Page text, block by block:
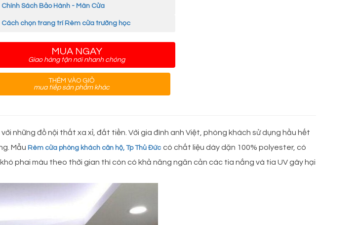
Chính Sách Bảo Hành - Màn Cửa
Cách chọn trang trí Rèm cửa trường học
MUA NGAY
Giao hàng tận nơi nhanh chóng
THÊM VÀO GIỎ
mua tiếp sản phẩm khác
những đồ nội thất xa xỉ, đắt tiền. Với gia đình anh Việt, phòng khách sử dụng hầu hết
Mẫu Rèm cửa phòng khách căn hộ, Tp Thủ Đức có chất liệu dày dặn 100% polyester, có
phai màu theo thời gian thì còn có khả năng ngăn cản các tia nắng và tia UV gây hại